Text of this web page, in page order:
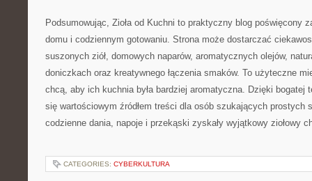
Podsumowując, Zioła od Kuchni to praktyczny blog poświęcony
domu i codziennym gotowaniu. Strona może dostarczać
suszonych ziół, domowych naparów, aromatycznych olejów,
doniczkach oraz kreatywnego łączenia smaków. To użyteczne
chcą, aby ich kuchnia była bardziej aromatyczna. Dzięki bogatej
się wartościowym źródłem treści dla osób szukających prostych
codzienne dania, napoje i przekąski zyskały wyjątkowy ziołowy
CATEGORIES: CYBERKULTURA